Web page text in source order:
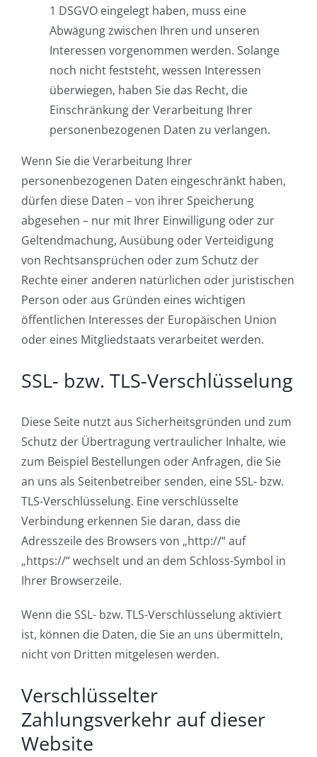
1 DSGVO eingelegt haben, muss eine
Abwägung zwischen Ihren und unseren
Interessen vorgenommen werden. Solange
noch nicht feststeht, wessen Interessen
überwiegen, haben Sie das Recht, die
Einschränkung der Verarbeitung Ihrer
personenbezogenen Daten zu verlangen.
Wenn Sie die Verarbeitung Ihrer
personenbezogenen Daten eingeschränkt haben,
dürfen diese Daten – von ihrer Speicherung
abgesehen – nur mit Ihrer Einwilligung oder zur
Geltendmachung, Ausübung oder Verteidigung
von Rechtsansprüchen oder zum Schutz der
Rechte einer anderen natürlichen oder juristischen
Person oder aus Gründen eines wichtigen
öffentlichen Interesses der Europäischen Union
oder eines Mitgliedstaats verarbeitet werden.
SSL- bzw. TLS-Verschlüsselung
Diese Seite nutzt aus Sicherheitsgründen und zum
Schutz der Übertragung vertraulicher Inhalte, wie
zum Beispiel Bestellungen oder Anfragen, die Sie
an uns als Seitenbetreiber senden, eine SSL- bzw.
TLS-Verschlüsselung. Eine verschlüsselte
Verbindung erkennen Sie daran, dass die
Adresszeile des Browsers von „http://“ auf
„https://“ wechselt und an dem Schloss-Symbol in
Ihrer Browserzeile.
Wenn die SSL- bzw. TLS-Verschlüsselung aktiviert
ist, können die Daten, die Sie an uns übermitteln,
nicht von Dritten mitgelesen werden.
Verschlüsselter
Zahlungsverkehr auf dieser
Website